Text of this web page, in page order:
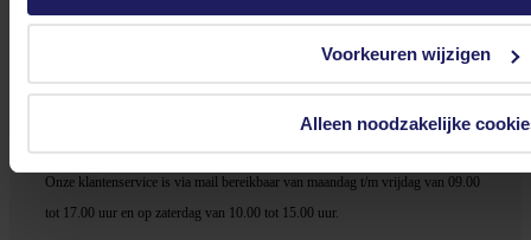
Voorkeuren wijzigen
Alleen noodzakelijke
Heb je vragen over onze producten, diensten of service? Onze deskundige
s staan klaar om jouw vragen te beantwoorden en verwijzen je
door indien nodig.
Onze klantenservice is via mail bereikbaar van maandag t/m vrijdag van 09.00
tot 17.00 uur en op zaterdag van 10.00 tot 15.00 uur.